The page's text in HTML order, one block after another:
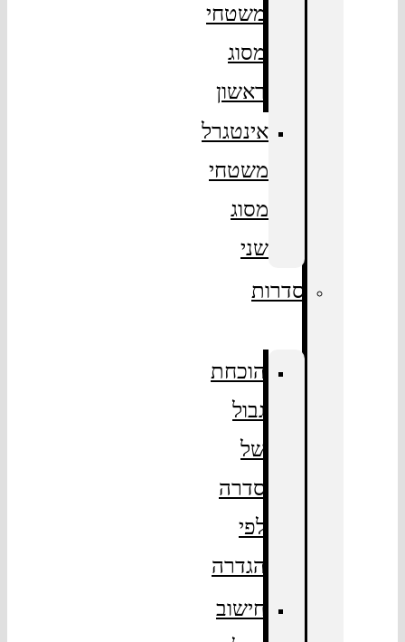
משטחי
ראשון
אינטגרל
משטחי
סדרות
הוכחת
סדרה
הגדרה
חישוב